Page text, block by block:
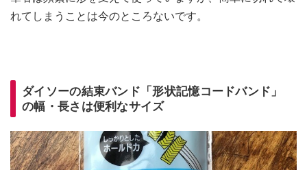
れてしまうことは今のところないです。
ダイソーの結束バンド「形状記憶コードバンド」
の幅・長さは便利なサイズ